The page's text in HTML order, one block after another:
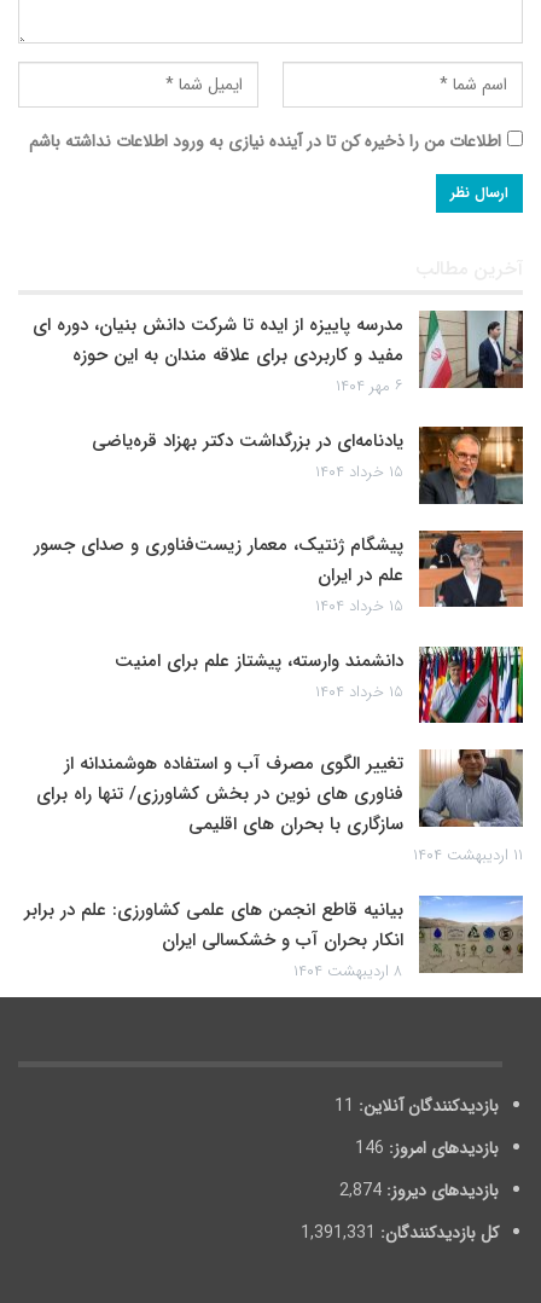
اطلاعات من را ذخیره کن تا در آینده نیازی به ورود اطلاعات نداشته باشم
آخرین مطالب
مدرسه پاییزه از ایده تا شرکت دانش بنیان، دوره ای
مفید و کاربردی برای علاقه مندان به این حوزه
۶ مهر ۱۴۰۴
یادنامه‌ای در بزرگداشت دکتر بهزاد قره‌یاضی
۱۵ خرداد ۱۴۰۴
پیشگام ژنتیک، معمار زیست‌فناوری و صدای جسور
علم در ایران
۱۵ خرداد ۱۴۰۴
دانشمند وارسته، پیشتاز علم برای امنیت
۱۵ خرداد ۱۴۰۴
تغییر الگوی مصرف آب و استفاده هوشمندانه از
فناوری های نوین در بخش کشاورزی/ تنها راه برای
سازگاری با بحران های اقلیمی
۱۱ اردیبهشت ۱۴۰۴
بیانیه قاطع انجمن های علمی کشاورزی: علم در برابر
انکار بحران آب و خشکسالی ایران
۸ اردیبهشت ۱۴۰۴
بازدیدکنندگان آنلاین: 11
بازدیدهای امروز: 146
بازدیدهای دیروز: 2,874
کل بازدیدکنند‌گان: 1,391,331